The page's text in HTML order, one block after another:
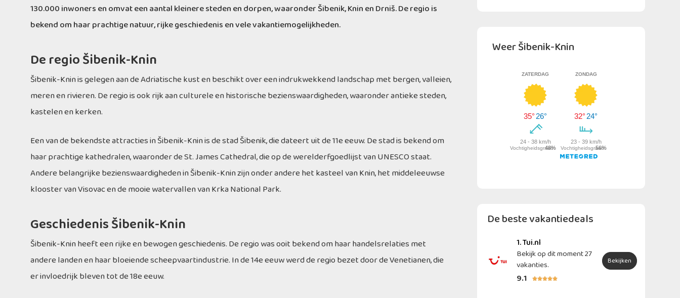
130.000 inwoners en omvat een aantal kleinere steden en dorpen, waaronder Šibenik, Knin en Drniš. De regio is
bekend om haar prachtige natuur, rijke geschiedenis en vele vakantiemogelijkheden.
De regio Šibenik-Knin
Šibenik-Knin is gelegen aan de Adriatische kust en beschikt over een indrukwekkend landschap met bergen, valleien,
meren en rivieren. De regio is ook rijk aan culturele en historische bezienswaardigheden, waaronder antieke steden,
kastelen en kerken.
Een van de bekendste attracties in Šibenik-Knin is de stad Šibenik, die dateert uit de 11e eeuw. De stad is bekend om
haar prachtige kathedralen, waaronder de St. James Cathedral, die op de werelderfgoedlijst van UNESCO staat.
Andere belangrijke bezienswaardigheden in Šibenik-Knin zijn onder andere het kasteel van Knin, het middeleeuwse
klooster van Visovac en de mooie watervallen van Krka National Park.
Geschiedenis Šibenik-Knin
Šibenik-Knin heeft een rijke en bewogen geschiedenis. De regio was ooit bekend om haar handelsrelaties met
andere landen en haar bloeiende scheepvaartindustrie. In de 14e eeuw werd de regio bezet door de Venetianen, die
er invloedrijk bleven tot de 18e eeuw.
Weer Šibenik-Knin
De beste vakantiedeals
1. Tui.nl
Bekijk op dit moment 27
vakanties.
9.1 
Bekijken